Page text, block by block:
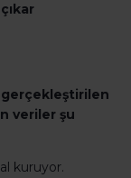
gerçekleştirilen
veriler şu
kuruyor.